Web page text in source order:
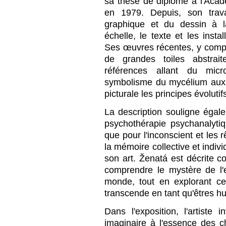
en 1979. Depuis, son
graphique et du dessin à
échelle, le texte et les
Ses œuvres récentes, y
de grandes toiles
références allant du
symbolisme du mycélium
picturale les principes
La description souligne
psychothérapie
que pour l'inconscient et les
la mémoire collective et
son art. Ženatá est décrite
comprendre le mystère de
monde, tout en explorant
transcende en tant qu'êtres
Dans l'exposition, l'artiste
imaginaire à l'essence des